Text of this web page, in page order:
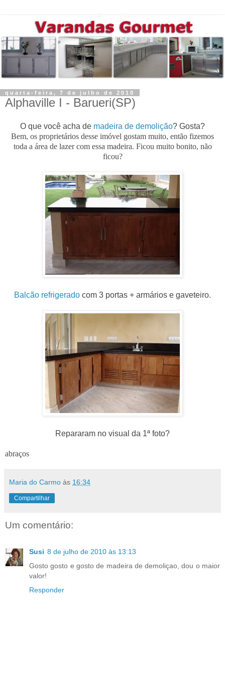
quarta-feira, 7 de julho de 2010
Alphaville I - Barueri(SP)
O que você acha de madeira de demolição? Gosta?
Bem, os proprietários desse imóvel gostam muito, então fizemos
toda a área de lazer com essa madeira. Ficou muito bonito, não
ficou?
Balcão refrigerado com 3 portas + armários e gaveteiro.
Repararam no visual da 1ª foto?
abraços
Maria do Carmo às 16:34
Compartilhar
Um comentário:
Susi 8 de julho de 2010 às 13:13
Gosto gosto e gosto de madeira de demoliçao, dou o maior
valor!
Responder